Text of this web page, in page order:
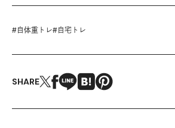
#自体重トレ#自宅トレ
SHARE